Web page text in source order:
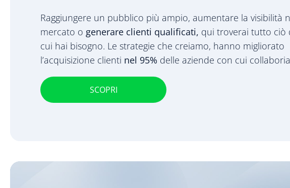
Raggiungere un pubblico più ampio, aumentare la visibilità
mercato o generare clienti qualificati, qui troverai tutto ciò
cui hai bisogno. Le strategie che creiamo, hanno migliorato
l’acquisizione clienti nel 95% delle aziende con cui
SCOPRI